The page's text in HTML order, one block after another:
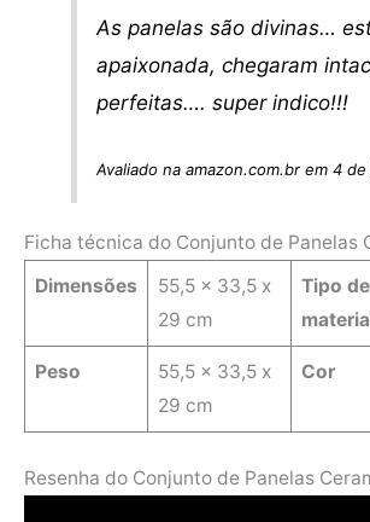
As panelas são divinas…
apaixonada, chegaram
perfeitas…. super indico!!!
Avaliado na amazon.com.br em 4
Ficha técnica do Conjunto de Panelas
Dimensões
‎55,5 x 33,5 x
29 cm
Tipo de
Peso
‎55,5 x 33,5 x
29 cm
Cor
Resenha do Conjunto de Panelas